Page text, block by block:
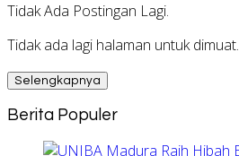
Tidak Ada Postingan Lagi.
Tidak ada lagi halaman untuk dimuat.
Selengkapnya
Berita Populer